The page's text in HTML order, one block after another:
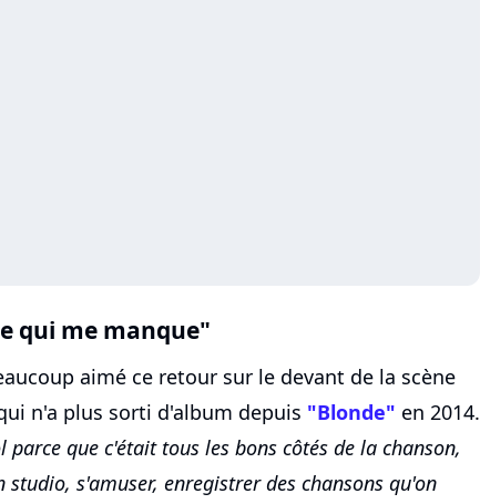
qui me manque"
aimé ce retour sur le devant de la scène
n'a plus sorti d'album depuis "Blonde" en 2014.
parce que c'était tous les bons côtés de la chanson,
studio, s'amuser, enregistrer des chansons qu'on